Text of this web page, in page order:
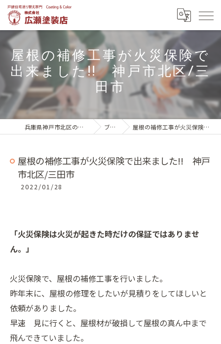
屋根の補修工事が火災保険で
出来ました!! 神戸市北区/三
田市
兵庫県神戸市北区の外壁塗装は株式会社広瀬塗装店 ブログ一覧 屋根の補修工事が火災保険で出来ました!! 神戸市北区/三田市
屋根の補修工事が火災保険で出来ました!! 神戸
市北区/三田市
2022/01/28
「火災保険は火災が起きた時だけの保証ではありませ
ん。」
火災保険で、屋根の補修工事を行いました。
昨年末に、屋根の修理をしたいが見積りをしてほしいと
依頼がありました。
早速 見に行くと、屋根材が破損して屋根の真ん中まで
飛んできていました。